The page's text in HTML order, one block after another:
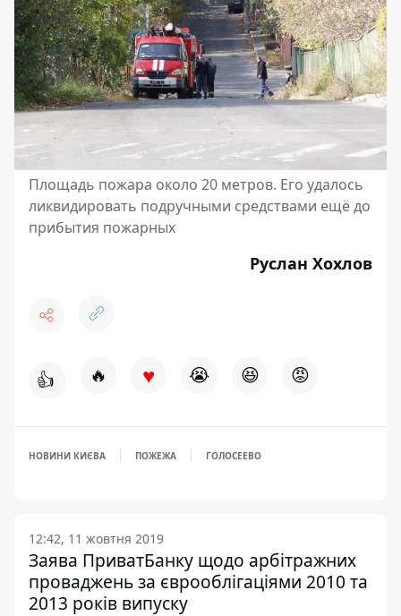
Площадь пожара около 20 метров. Его удалось
ликвидировать подручными средствами ещё до
прибытия пожарных
Руслан Хохлов
👍 🔥 ♥ 😭 😆 😡
НОВИНИ КИЄВА ПОЖЕЖА ГОЛОСЕЕВО
12:42, 11 жовтня 2019
Заява ПриватБанку щодо арбітражних
проваджень за єврооблігаціями 2010 та
2013 років випуску